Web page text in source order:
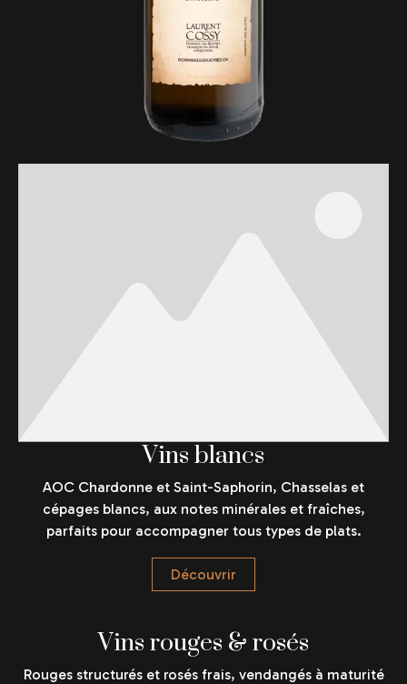
Vins blancs
AOC Chardonne et Saint-Saphorin, Chasselas et
cépages blancs, aux notes minérales et fraîches,
parfaits pour accompagner tous types de plats.
Découvrir
Vins rouges & rosés
Rouges structurés et rosés frais, vendangés à maturité